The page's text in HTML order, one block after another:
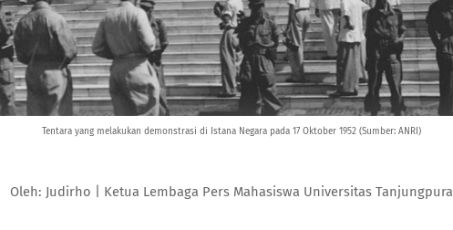
Tentara yang melakukan demonstrasi di Istana Negara pada 17 Oktober 1952 (Sumber: ANRI)
Oleh: Judirho | Ketua Lembaga Pers Mahasiswa Universitas Tanjungpura